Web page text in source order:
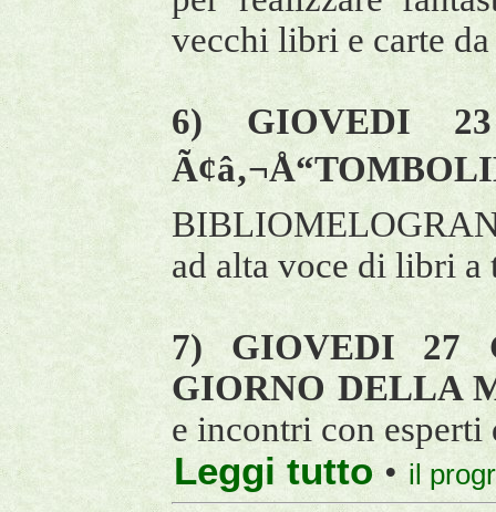
vecchi libri e carte
6) GIOVEDI 23
ad alta voce di libri a
7) GIOVEDI 27
GIORNO DELLA
e incontri con
Leggi tutto • il